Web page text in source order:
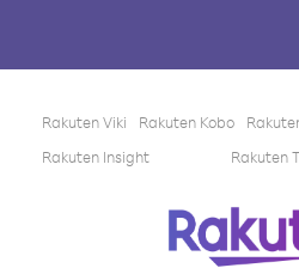
Rakuten Viki Rakuten Kobo
Rakuten Insight
Rakuten